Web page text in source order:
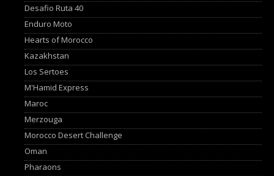
Desafio Ruta 40
Enduro Moto
Hearts of Morocco
Kazakhstan
Los Sertoes
M'Hamid Express
Maroc
Merzouga
Morocco Desert Challenge
Oman
Pharaons